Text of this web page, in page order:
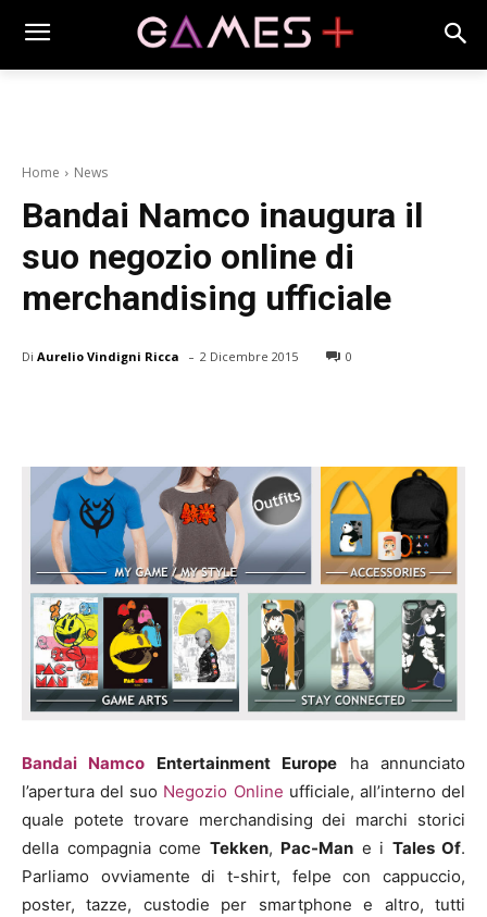
Home News
Bandai Namco inaugura il
suo negozio online di
merchandising ufficiale
Di Aurelio Vindigni Ricca - 2 Dicembre 2015 0
Bandai Namco Entertainment Europe ha annunciato
l’apertura del suo Negozio Online ufficiale, all’interno del
quale potete trovare merchandising dei marchi storici
della compagnia come Tekken, Pac-Man e i Tales Of.
Parliamo ovviamente di t-shirt, felpe con cappuccio,
poster, tazze, custodie per smartphone e altro, tutti